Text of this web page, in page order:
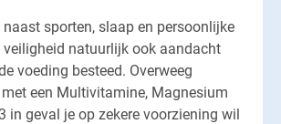
sporten, slaap en persoonlijke
veiligheid natuurlijk ook aandacht
voeding besteed. Overweeg
een Multivitamine, Magnesium
in geval je op zekere voorziening wil